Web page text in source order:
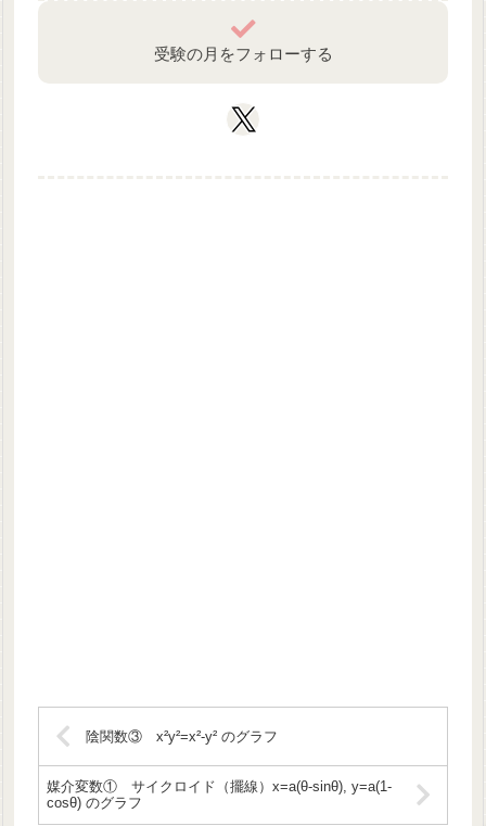
受験の月をフォローする
陰関数③ x²y²=x²-y² のグラフ
媒介変数① サイクロイド（擺線）x=a(θ-sinθ), y=a(1-
cosθ) のグラフ